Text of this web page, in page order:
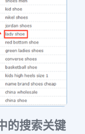
的搜索关键